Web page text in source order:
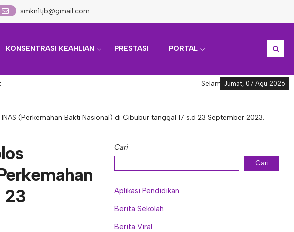
smkn1tjb@gmail.com
KONSENTRASI KEAHLIAN PRESTASI PORTAL
Jumat, 07 Agu 2026
Selamat datang di Informasi
(Perkemahan Bakti Nasional) di Cibubur tanggal 17 s.d 23 September 2023.
23
Cari
Cari
Aplikasi Pendidikan
Berita Sekolah
Berita Viral